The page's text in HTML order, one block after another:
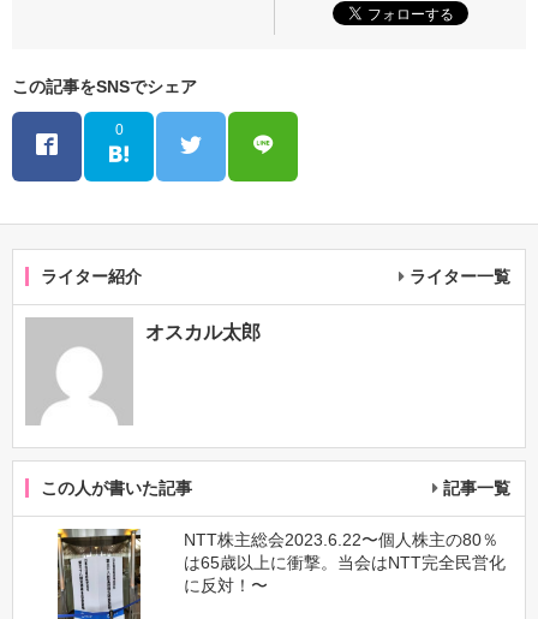
この記事をSNSでシェア
0
ライター紹介 ライター一覧
オスカル太郎
この人が書いた記事 記事一覧
NTT株主総会2023.6.22〜個人株主の80％
は65歳以上に衝撃。当会はNTT完全民営化
に反対！〜